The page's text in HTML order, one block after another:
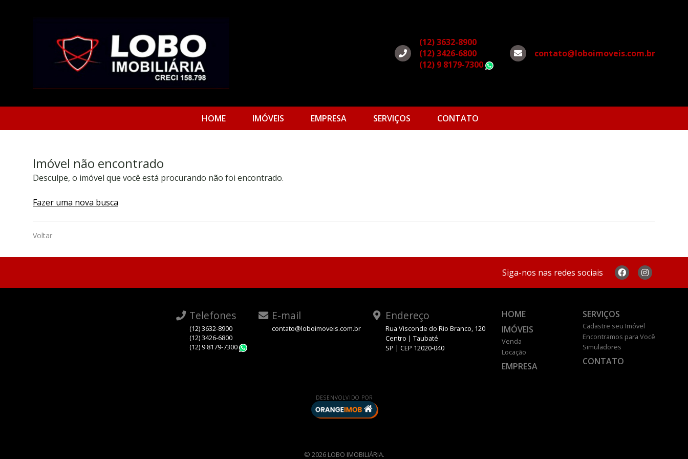
(12) 3632-8900
(12) 3426-6800
(12) 9 8179-7300
contato@loboimoveis.com.br
HOME IMÓVEIS EMPRESA SERVIÇOS CONTATO
Imóvel não encontrado
Desculpe, o imóvel que você está procurando não foi encontrado.
Fazer uma nova busca
Voltar
Siga-nos nas redes sociais
Telefones
(12) 3632-8900
(12) 3426-6800
(12) 9 8179-7300
E-mail
contato@loboimoveis.com.br
Endereço
Rua Visconde do Rio Branco, 120
Centro | Taubaté
SP | CEP 12020-040
HOME
IMÓVEIS
Venda
Locação
EMPRESA
SERVIÇOS
Cadastre seu Imóvel
Encontramos para Você
Simuladores
CONTATO
DESENVOLVIDO POR
© 2026 LOBO IMOBILIÁRIA.